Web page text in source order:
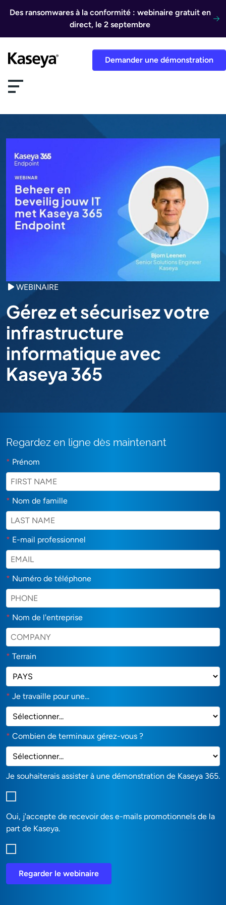
Des ransomwares à la conformité : webinaire gratuit en
direct, le 2 septembre
Demander une démonstration
WEBINAIRE
Gérez et sécurisez votre
infrastructure
informatique avec
Kaseya 365
Regardez en ligne dès maintenant
* Prénom
* Nom de famille
* E-mail professionnel
* Numéro de téléphone
* Nom de l'entreprise
* Terrain
* Je travaille pour une...
* Combien de terminaux gérez-vous ?
Je souhaiterais assister à une démonstration de Kaseya 365.
Oui, j'accepte de recevoir des e-mails promotionnels de la
part de Kaseya.
Regarder le webinaire